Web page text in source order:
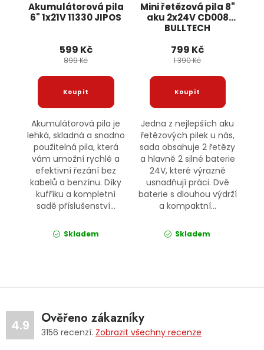
Akumulátorová pila
6" 1x21V 11330 JIPOS
599 Kč
899 Kč
Akumulátorová pila je
lehká, skladná a snadno
použitelná pila, která
vám umožní rychlé a
efektivní řezání bez
kabelů a benzínu. Díky
kufříku a kompletní
sadě příslušenství...
Skladem
Mini řetězová pila 8"
aku 2x24V CD008
BULLTECH
799 Kč
1 390 Kč
Jedna z nejlepších aku
řetězových pilek u nás,
sada obsahuje 2 řetězy
a hlavně 2 silné baterie
24V, které výrazně
usnadňují práci. Dvě
baterie s dlouhou výdrží
a kompaktní...
Skladem
4.9 Ověřeno zákazníky
3156 recenzí. Zobrazit všechny recenze